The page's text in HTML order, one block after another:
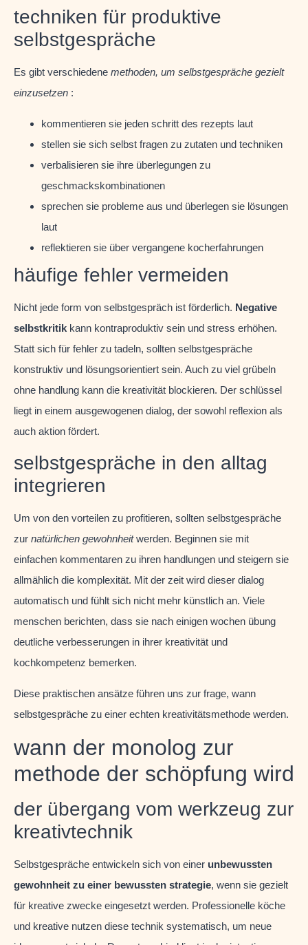
techniken für produktive
selbstgespräche
Es gibt verschiedene methoden, um selbstgespräche gezielt
einzusetzen :
kommentieren sie jeden schritt des rezepts laut
stellen sie sich selbst fragen zu zutaten und techniken
verbalisieren sie ihre überlegungen zu
geschmackskombinationen
sprechen sie probleme aus und überlegen sie lösungen
laut
reflektieren sie über vergangene kocherfahrungen
häufige fehler vermeiden
Nicht jede form von selbstgespräch ist förderlich. Negative
selbstkritik kann kontraproduktiv sein und stress erhöhen.
Statt sich für fehler zu tadeln, sollten selbstgespräche
konstruktiv und lösungsorientiert sein. Auch zu viel grübeln
ohne handlung kann die kreativität blockieren. Der schlüssel
liegt in einem ausgewogenen dialog, der sowohl reflexion als
auch aktion fördert.
selbstgespräche in den alltag
integrieren
Um von den vorteilen zu profitieren, sollten selbstgespräche
zur natürlichen gewohnheitwerden. Beginnen sie mit
einfachen kommentaren zu ihren handlungen und steigern sie
allmählich die komplexität. Mit der zeit wird dieser dialog
automatisch und fühlt sich nicht mehr künstlich an. Viele
menschen berichten, dass sie nach einigen wochen übung
deutliche verbesserungen in ihrer kreativität und
kochkompetenz bemerken.
Diese praktischen ansätze führen uns zur frage, wann
selbstgespräche zu einer echten kreativitätsmethode werden.
wann der monolog zur
methode der schöpfung wird
der übergang vom werkzeug zur
kreativtechnik
Selbstgespräche entwickeln sich von einer unbewussten
gewohnheit zu einer bewussten strategie, wenn sie gezielt
für kreative zwecke eingesetzt werden. Professionelle köche
und kreative nutzen diese technik systematisch, um neue